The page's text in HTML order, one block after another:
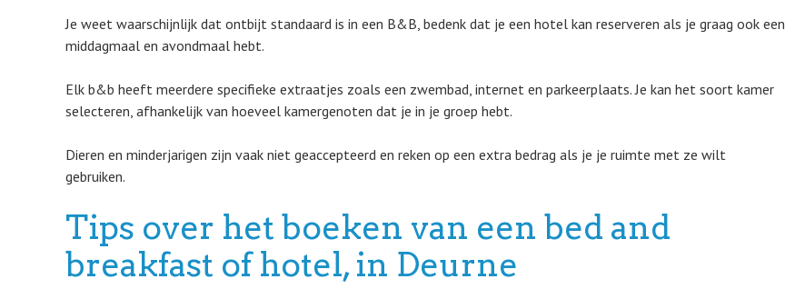
Je weet waarschijnlijk dat ontbijt standaard is in een B&B, bedenk dat je een hotel kan reserveren als je graag ook een
middagmaal en avondmaal hebt.
Elk b&b heeft meerdere specifieke extraatjes zoals een zwembad, internet en parkeerplaats. Je kan het soort kamer
selecteren, afhankelijk van hoeveel kamergenoten dat je in je groep hebt.
Dieren en minderjarigen zijn vaak niet geaccepteerd en reken op een extra bedrag als je je ruimte met ze wilt
gebruiken.
Tips over het boeken van een bed and
breakfast of hotel, in Deurne